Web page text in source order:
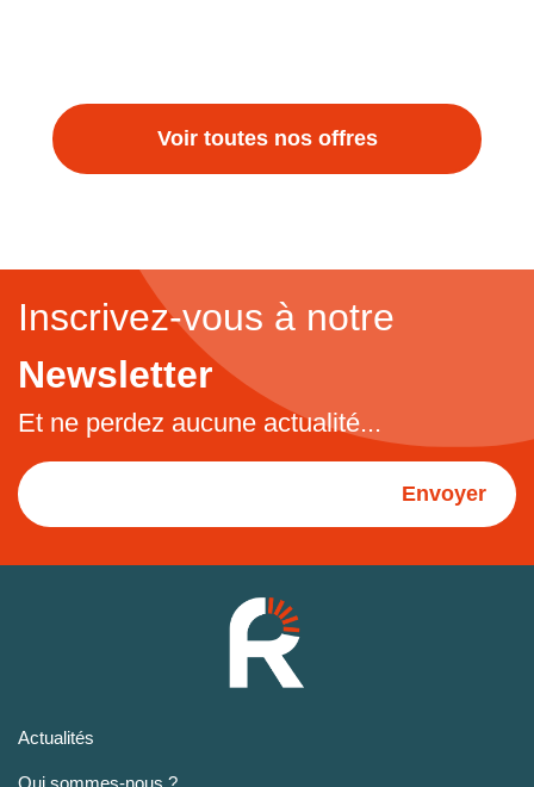
Voir toutes nos offres
Inscrivez-vous à notre
Newsletter
Et ne perdez aucune actualité...
Envoyer
Actualités